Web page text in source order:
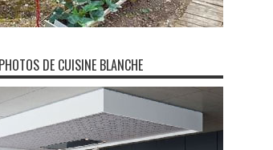
DE CUISINE BLANCHE